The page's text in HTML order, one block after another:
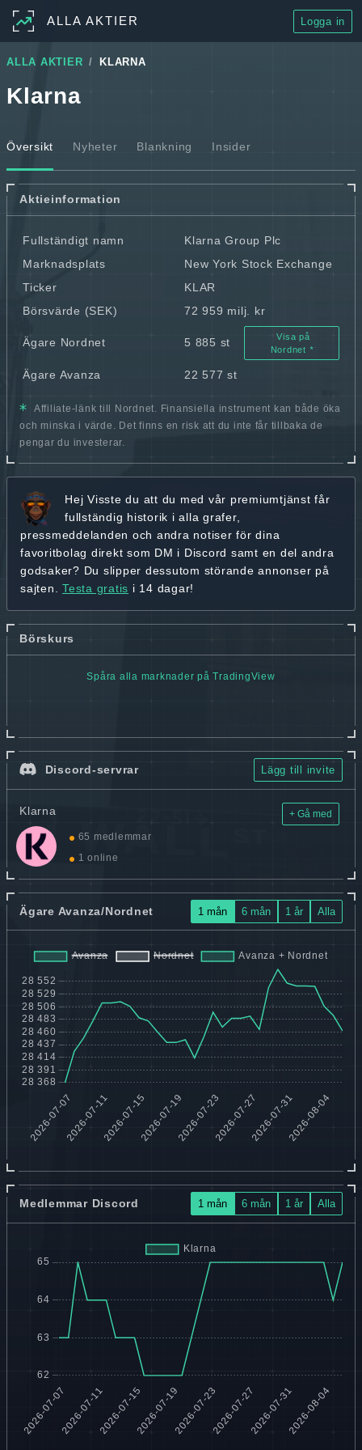
ALLA AKTIER Logga in
ALLA AKTIER KLARNA
Klarna
Översikt Nyheter Blankning Insider
Aktieinformation
Fullständigt namn
Klarna Group Plc
Marknadsplats
New York Stock Exchange
Ticker
KLAR
Börsvärde (SEK)
72 959 milj. kr
Ägare Nordnet 5 885 st
Visa på
Nordnet
Ägare Avanza 22 577 st
Affiliate-länk till Nordnet. Finansiella instrument kan både öka
och minska i värde. Det finns en risk att du inte får tillbaka de
pengar du investerar.
Hej Visste du att du med vår premiumtjänst får
fullständig historik i alla grafer,
pressmeddelanden och andra notiser för dina
favoritbolag direkt som DM i Discord samt en del andra
godsaker? Du slipper dessutom störande annonser på
sajten. Testa gratis i 14 dagar!
Börskurs
Spåra alla marknader på TradingView
Discord-servrar Lägg till invite
Klarna
65 medlemmar
1 online
+ Gå med
Ägare Avanza/Nordnet 1 mån 6 mån 1 år Alla
Medlemmar Discord 1 mån 6 mån 1 år Alla